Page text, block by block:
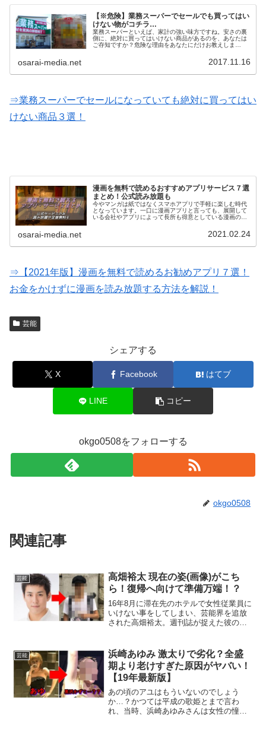
【※危険】業務スーパーでセールでも買ってはい
けない物がコチラ…
業務スーパーといえば、家計の強い味方ですね。安さの裏
側に、絶対に買ってはいけない商品があるのを、あなたは
ご存知ですか？危険な理由をあなたにだけお教えしま
osarai-media.net 2017.11.16
⇒業務スーパーでセールになっていても絶対に買ってはい
けない商品３選！
漫画を無料で読めるおすすめアプリサービス７選
まとめ！公式読み放題も
今やマンガは紙ではなくスマホアプリで手軽に楽しむ時代
となっています。一口に漫画アプリと言っても、展開して
いる会社やアプリによって長所も得意としている漫画のジ
osarai-media.net 2021.02.24
⇒【2021年版】漫画を無料で読めるお勧めアプリ７選！
お金をかけずに漫画を読み放題する方法を解説！
芸能
シェアする
X Facebook はてブ
LINE コピー
okgo0508をフォローする
okgo0508
関連記事
芸能
高畑裕太 現在の姿(画像)がこち
ら！復帰へ向けて準備万端！？
16年8月に滞在先のホテルで女性従業員に
いけない事をしてしまい、芸能界を追放
された高畑裕太。週刊誌が捉えた彼の最
ならヤバすぎ…。
芸能
浜崎あゆみ 激太りで劣化？全盛
期より老けすぎた原因がヤバい！
【19年最新版】
あの頃のアユはもういないのでしょう
か…？かつては平成の歌姫とまで言わ
れ、当時、浜崎あゆみさんは女性の憧れ